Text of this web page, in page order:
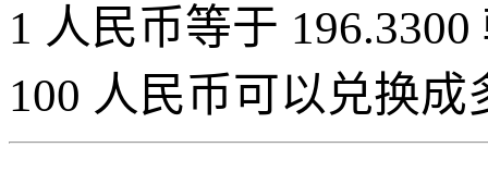
1 人民币等于
100 人民币可以兑换成